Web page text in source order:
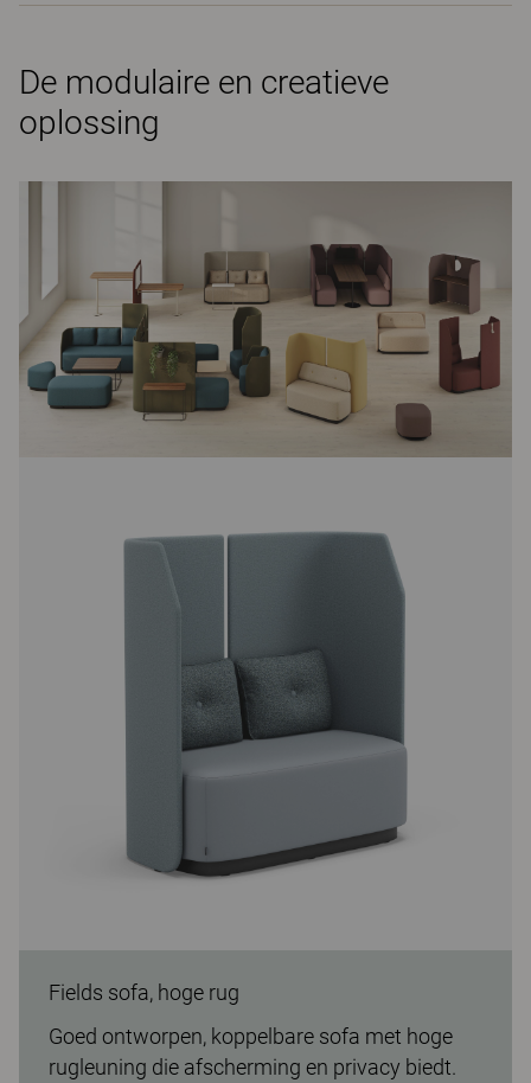
De modulaire en creatieve
oplossing
Fields sofa, hoge rug
Goed ontworpen, koppelbare sofa met hoge
rugleuning die afscherming en privacy biedt.